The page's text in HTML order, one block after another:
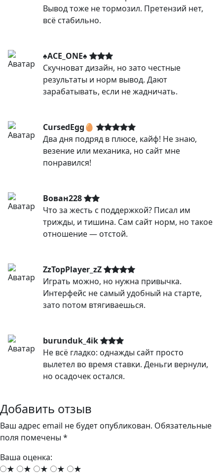
Вывод тоже не тормозил. Претензий нет,
всё стабильно.
♠️ACE_ONE♠️
Скучноват дизайн, но зато честные
результаты и норм вывод. Дают
зарабатывать, если не жадничать.
CursedEgg🥚
Два дня подряд в плюсе, кайф! Не знаю,
везение или механика, но сайт мне
понравился!
Вован228
Что за жесть с поддержкой? Писал им
трижды, и тишина. Сам сайт норм, но такое
отношение — отстой.
ZzTopPlayer_zZ
Играть можно, но нужна привычка.
Интерфейс не самый удобный на старте,
зато потом втягиваешься.
burunduk_4ik
Не всё гладко: однажды сайт просто
вылетел во время ставки. Деньги вернули,
но осадочек остался.
Добавить отзыв
Ваш адрес email не будет опубликован. Обязательные
поля помечены *
Ваша оценка:
★
★ ★ ★
★